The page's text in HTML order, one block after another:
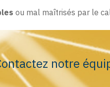
ou mal maîtrisés par le
notre